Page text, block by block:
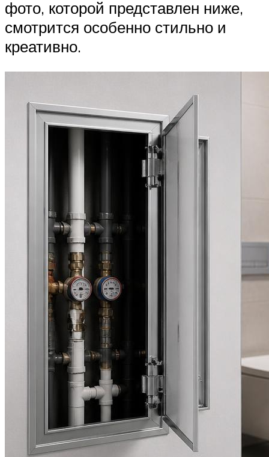
фото, которой представлен ниже,
смотрится особенно стильно и
креативно.